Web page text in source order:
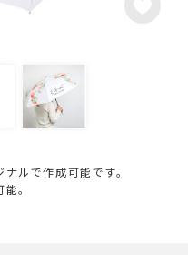
ルで作成可能です。
。